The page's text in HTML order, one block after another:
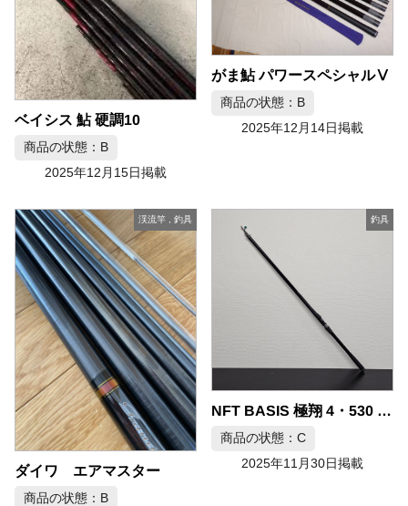
ベイシス 鮎 硬調10
商品の状態：B
2025年12月15日掲載
がま鮎 パワースペシャルⅤ
商品の状態：B
2025年12月14日掲載
渓流竿, 釣具
ダイワ エアマスター
商品の状態：B
釣具
NFT BASIS 極翔 4・530 フィッシングロッド
商品の状態：C
2025年11月30日掲載